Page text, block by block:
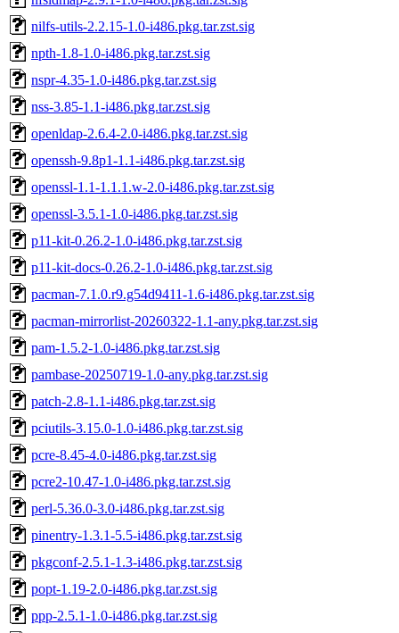
nilfs-utils-2.2.15-1.0-i486.pkg.tar.zst.sig
npth-1.8-1.0-i486.pkg.tar.zst.sig
nspr-4.35-1.0-i486.pkg.tar.zst.sig
nss-3.85-1.1-i486.pkg.tar.zst.sig
openldap-2.6.4-2.0-i486.pkg.tar.zst.sig
openssh-9.8p1-1.1-i486.pkg.tar.zst.sig
openssl-1.1-1.1.1.w-2.0-i486.pkg.tar.zst.sig
openssl-3.5.1-1.0-i486.pkg.tar.zst.sig
p11-kit-0.26.2-1.0-i486.pkg.tar.zst.sig
p11-kit-docs-0.26.2-1.0-i486.pkg.tar.zst.sig
pacman-7.1.0.r9.g54d9411-1.6-i486.pkg.tar.zst.sig
pacman-mirrorlist-20260322-1.1-any.pkg.tar.zst.sig
pam-1.5.2-1.0-i486.pkg.tar.zst.sig
pambase-20250719-1.0-any.pkg.tar.zst.sig
patch-2.8-1.1-i486.pkg.tar.zst.sig
pciutils-3.15.0-1.0-i486.pkg.tar.zst.sig
pcre-8.45-4.0-i486.pkg.tar.zst.sig
pcre2-10.47-1.0-i486.pkg.tar.zst.sig
perl-5.36.0-3.0-i486.pkg.tar.zst.sig
pinentry-1.3.1-5.5-i486.pkg.tar.zst.sig
pkgconf-2.5.1-1.3-i486.pkg.tar.zst.sig
popt-1.19-2.0-i486.pkg.tar.zst.sig
ppp-2.5.1-1.0-i486.pkg.tar.zst.sig